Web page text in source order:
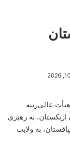
عالی‌رتبه
به رهبری
به ولایت